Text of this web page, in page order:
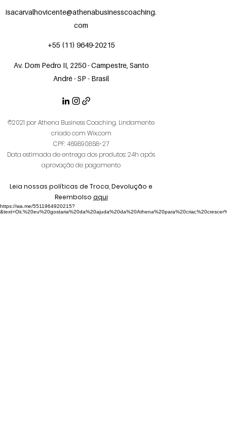
isacarvalhovicente@athenabusinesscoaching.
com
+55 (11) 9649-20215
Av. Dom Pedro II, 2250 - Campestre, Santo
André - SP - Brasil
©2021 por Athena Business Coaching. Lindamente
criado com Wix.com
CPF:469890858-27
Data estimada de entrega dos produtos: 24h após
aprovação de pagamento
Leia nossas políticas de Troca, Devolução e
Reembolso aqui
https://wa.me/5511964920215?